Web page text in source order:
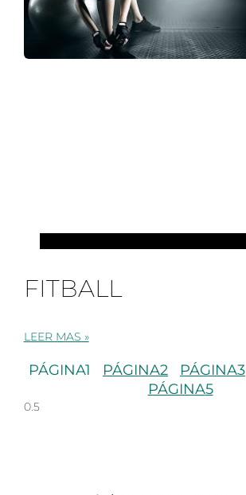
FITBALL
LEER MAS »
PÁGINA1 PÁGINA2 PÁGINA3
PÁGINA5